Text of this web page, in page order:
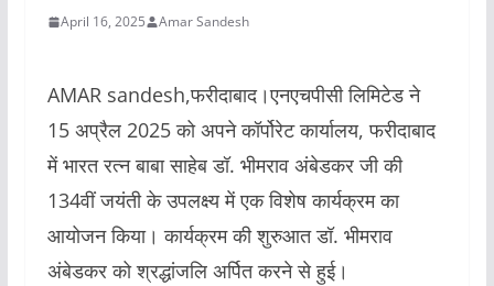
April 16, 2025 Amar Sandesh
AMAR sandesh,फरीदाबाद।एनएचपीसी लिमिटेड ने
15 अप्रैल 2025 को अपने कॉर्पोरेट कार्यालय, फरीदाबाद
में भारत रत्न बाबा साहेब डॉ. भीमराव अंबेडकर जी की
134वीं जयंती के उपलक्ष्य में एक विशेष कार्यक्रम का
आयोजन किया। कार्यक्रम की शुरुआत डॉ. भीमराव
अंबेडकर को श्रद्धांजलि अर्पित करने से हुई।